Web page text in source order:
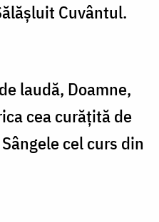
Cuvântul.
laudă, Doamne,
cea curăţită de
cel curs din